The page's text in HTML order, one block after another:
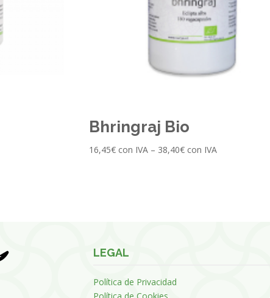
Bhringraj Bio
16,45€ con IVA– 38,40€ con IVA
LEGAL
Política de Privacidad